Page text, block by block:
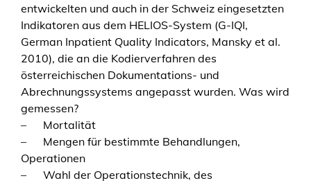
entwickelten und auch in der Schweiz eingesetzten
Indikatoren aus dem HELIOS-System (G-IQI,
German Inpatient Quality Indicators, Mansky et al.
2010), die an die Kodierverfahren des
österreichischen Dokumentations- und
Abrechnungssystems angepasst wurden. Was wird
gemessen?
–
Mortalität
–
Mengen für bestimmte Behandlungen,
Operationen
–
Wahl der Operationstechnik, des